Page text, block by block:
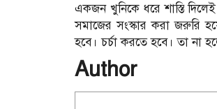
একজন খুনিকে ধরে শাস্তি
সমাজের সংস্কার করা জরুরি
হবে। চর্চা করতে হবে। তা না
Author